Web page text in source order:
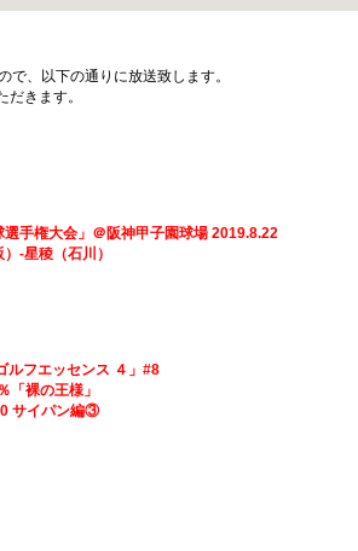
、以下の通りに放送致します。
きます。
手権大会」＠阪神甲子園球場 2019.8.22
（石川）
ルフエッセンス ４」#8
「裸の王様」
サイパン編③